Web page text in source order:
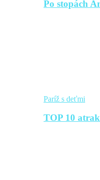
Po stopách
Paríž s deťmi
TOP 10